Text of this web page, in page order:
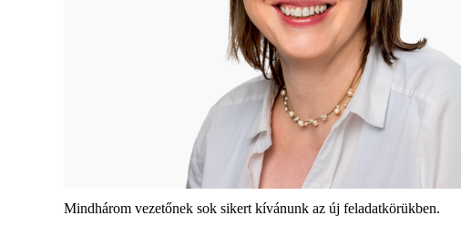
Mindhárom vezetőnek sok sikert kívánunk az új feladatkörükben.